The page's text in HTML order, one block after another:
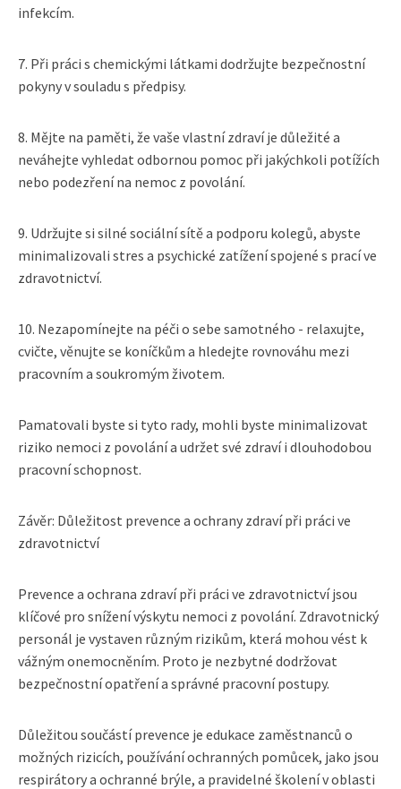
infekcím.
7. Při práci s chemickými látkami dodržujte bezpečnostní
pokyny v souladu s předpisy.
8. Mějte na paměti, že vaše vlastní zdraví je důležité a
neváhejte vyhledat odbornou pomoc při jakýchkoli potížích
nebo podezření na nemoc z povolání.
9. Udržujte si silné sociální sítě a podporu kolegů, abyste
minimalizovali stres a psychické zatížení spojené s prací ve
zdravotnictví.
10. Nezapomínejte na péči o sebe samotného - relaxujte,
cvičte, věnujte se koníčkům a hledejte rovnováhu mezi
pracovním a soukromým životem.
Pamatovali byste si tyto rady, mohli byste minimalizovat
riziko nemoci z povolání a udržet své zdraví i dlouhodobou
pracovní schopnost.
Závěr: Důležitost prevence a ochrany zdraví při práci ve
zdravotnictví
Prevence a ochrana zdraví při práci ve zdravotnictví jsou
klíčové pro snížení výskytu nemoci z povolání. Zdravotnický
personál je vystaven různým rizikům, která mohou vést k
vážným onemocněním. Proto je nezbytné dodržovat
bezpečnostní opatření a správné pracovní postupy.
Důležitou součástí prevence je edukace zaměstnanců o
možných rizicích, používání ochranných pomůcek, jako jsou
respirátory a ochranné brýle, a pravidelné školení v oblasti